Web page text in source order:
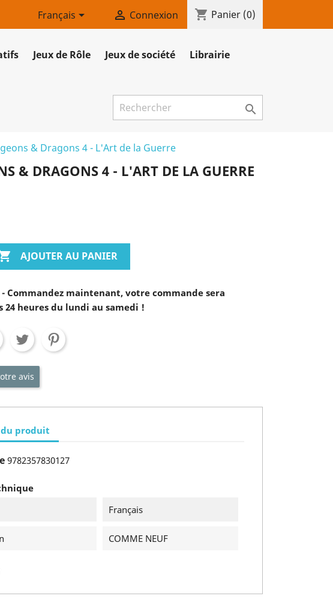
Français  Connexion shopping_cart Panier (0)
Jeux de Rôle Jeux de société
Librairie

& Dragons 4 - L'Art de la Guerre
& DRAGONS 4 - L'ART DE LA GUERRE
AJOUTER AU PANIER
- Commandez maintenant, votre commande sera
24 heures du lundi au samedi !
avis
produit
9782357830127
Français
COMME NEUF